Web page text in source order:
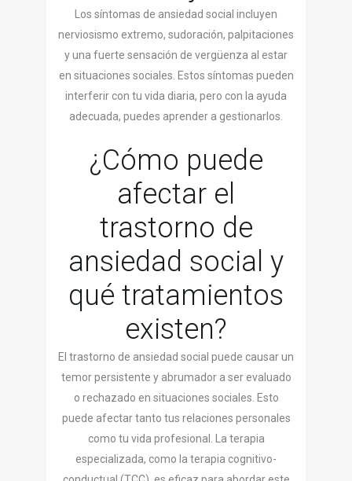
Los síntomas de ansiedad social incluyen
nerviosismo extremo, sudoración, palpitaciones
y una fuerte sensación de vergüenza al estar
en situaciones sociales. Estos síntomas pueden
interferir con tu vida diaria, pero con la ayuda
adecuada, puedes aprender a gestionarlos.
¿Cómo puede
afectar el
trastorno de
ansiedad social y
qué tratamientos
existen?
El trastorno de ansiedad social puede causar un
temor persistente y abrumador a ser evaluado
o rechazado en situaciones sociales. Esto
puede afectar tanto tus relaciones personales
como tu vida profesional. La terapia
especializada, como la terapia cognitivo-